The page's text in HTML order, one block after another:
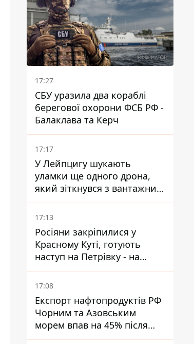
17:27
СБУ уразила два кораблі
берегової охорони ФСБ РФ -
Балаклава та Керч
17:17
У Лейпцигу шукають
уламки ще одного дрона,
який зіткнувся з вантажним
літаком
17:13
Росіяни закріпилися у
Красному Куті, готують
наступ на Петрівку - на
Дружківському напрямку є
загроза обходу позицій ЗСУ
17:08
Експорт нафтопродуктів РФ
Чорним та Азовським
морем впав на 45% після
ударів України